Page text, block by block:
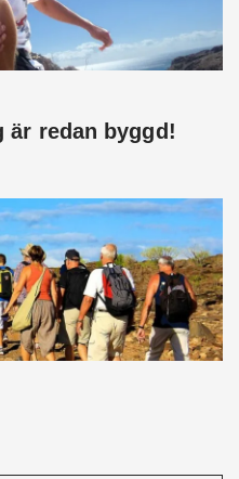
är redan byggd!